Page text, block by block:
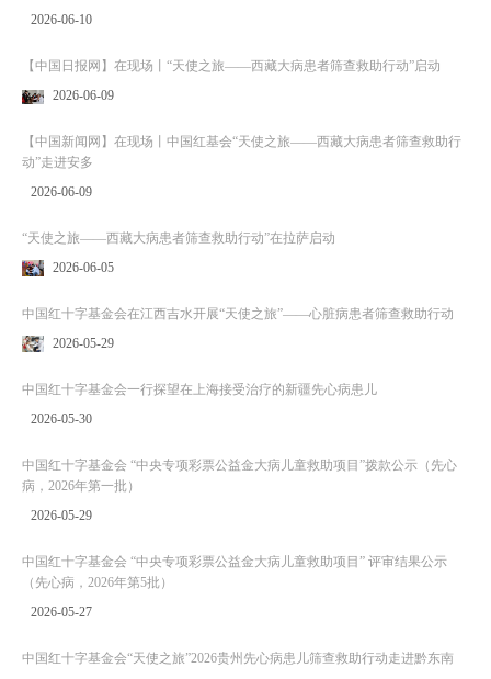
2026-06-10
【中国日报网】在现场丨“天使之旅——西藏大病患者筛查救助行动”启动
2026-06-09
【中国新闻网】在现场丨中国红基会“天使之旅——西藏大病患者筛查救助行
动”走进安多
2026-06-09
“天使之旅——西藏大病患者筛查救助行动”在拉萨启动
2026-06-05
中国红十字基金会在江西吉水开展“天使之旅”——心脏病患者筛查救助行动
2026-05-29
中国红十字基金会一行探望在上海接受治疗的新疆先心病患儿
2026-05-30
中国红十字基金会 “中央专项彩票公益金大病儿童救助项目”拨款公示（先心
病，2026年第一批）
2026-05-29
中国红十字基金会 “中央专项彩票公益金大病儿童救助项目” 评审结果公示
（先心病，2026年第5批）
2026-05-27
中国红十字基金会“天使之旅”2026贵州先心病患儿筛查救助行动走进黔东南